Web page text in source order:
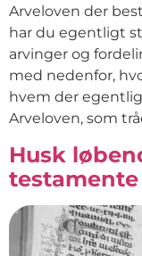
Arveloven der
har du egentligt
arvinger og
med nedenfor,
hvem der
Arveloven, som
Husk